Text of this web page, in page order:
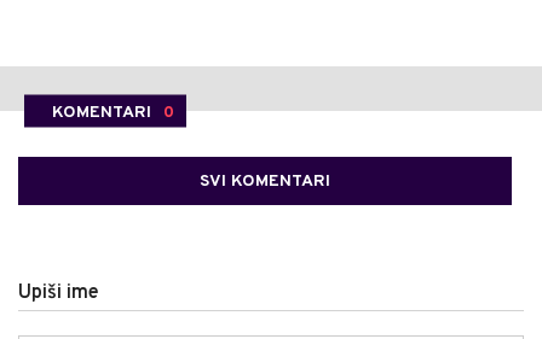
KOMENTARI 0
SVI KOMENTARI
Upiši ime